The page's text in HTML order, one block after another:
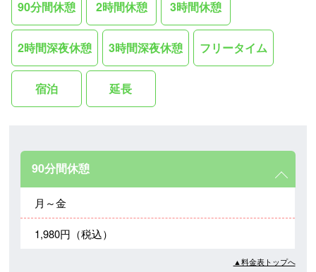
90分間休憩 2時間休憩 3時間休憩
2時間深夜休憩 3時間深夜休憩 フリータイム
宿泊 延長
90分間休憩
月～金
1,980円（税込）
▲料金表トップへ